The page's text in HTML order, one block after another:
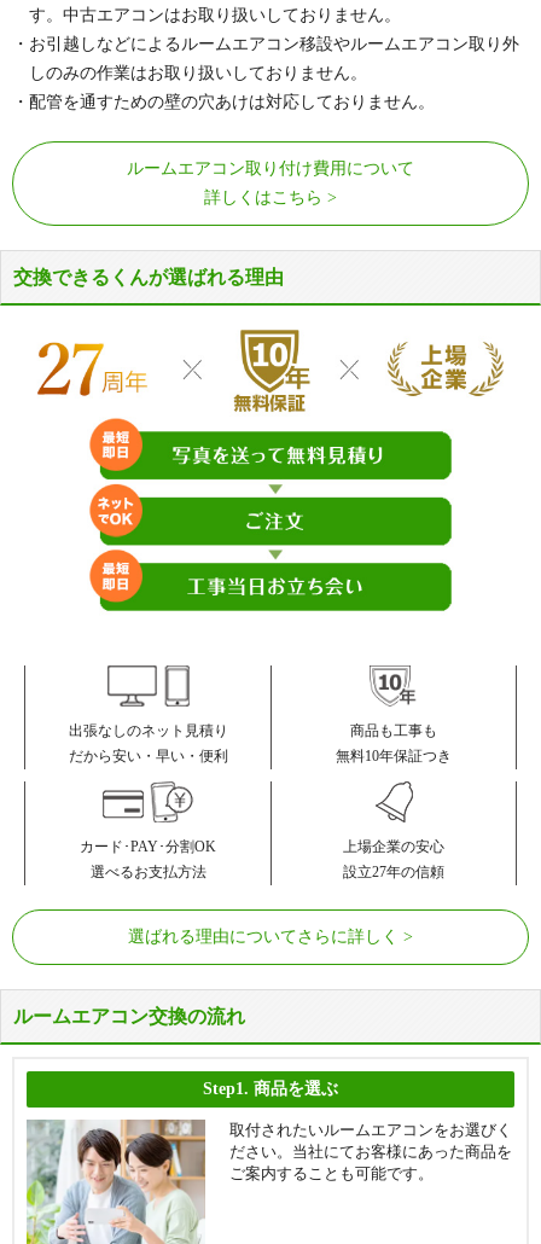
す。中古エアコンはお取り扱いしておりません。
・お引越しなどによるルームエアコン移設やルームエアコン取り外
しのみの作業はお取り扱いしておりません。
・配管を通すための壁の穴あけは対応しておりません。
ルームエアコン取り付け費用について
詳しくはこちら
交換できるくんが選ばれる理由
出張なしのネット見積り
だから安い・早い・便利
商品も工事も
無料10年保証つき
カード･PAY･分割OK
選べるお支払方法
上場企業の安心
設立27年の信頼
選ばれる理由についてさらに詳しく
ルームエアコン交換の流れ
Step1. 商品を選ぶ
取付されたいルームエアコンをお選びく
ださい。当社にてお客様にあった商品を
ご案内することも可能です。